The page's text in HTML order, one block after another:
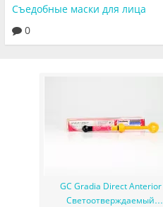
Съедобные маски для лица
0
GC Gradia Direct Anterior
Светоотверждаемый